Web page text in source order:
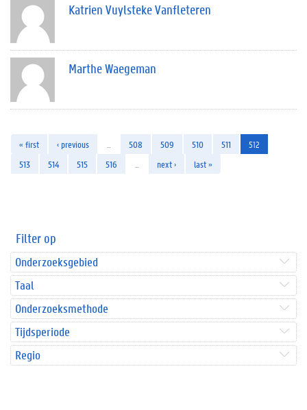
Katrien Vuylsteke Vanfleteren
Marthe Waegeman
« first ‹ previous 508 509 510 511
512
513
514 515 516 next › last »
Filter op
Onderzoeksgebied
Taal
Onderzoeksmethode
Tijdsperiode
Regio